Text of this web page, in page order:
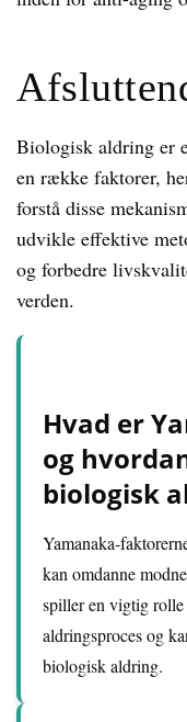
Biologisk aldring er
en række faktorer,
forstå disse
udvikle effektive
og forbedre
verden.
Hvad er
og
biologisk
Yamanaka-
kan omdanne
spiller en vigtig
aldringsproces og
biologisk aldring.